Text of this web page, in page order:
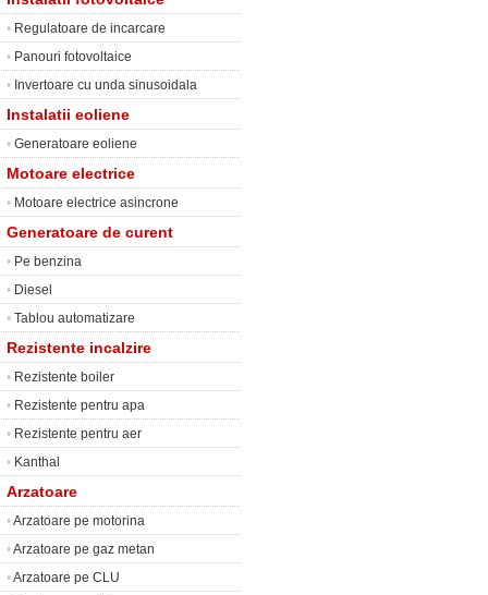
• Regulatoare de incarcare
• Panouri fotovoltaice
• Invertoare cu unda sinusoidala
Instalatii eoliene
• Generatoare eoliene
Motoare electrice
• Motoare electrice asincrone
Generatoare de curent
• Pe benzina
• Diesel
• Tablou automatizare
Rezistente incalzire
• Rezistente boiler
• Rezistente pentru apa
• Rezistente pentru aer
• Kanthal
Arzatoare
•Arzatoare pe motorina
•Arzatoare pe gaz metan
•Arzatoare pe CLU